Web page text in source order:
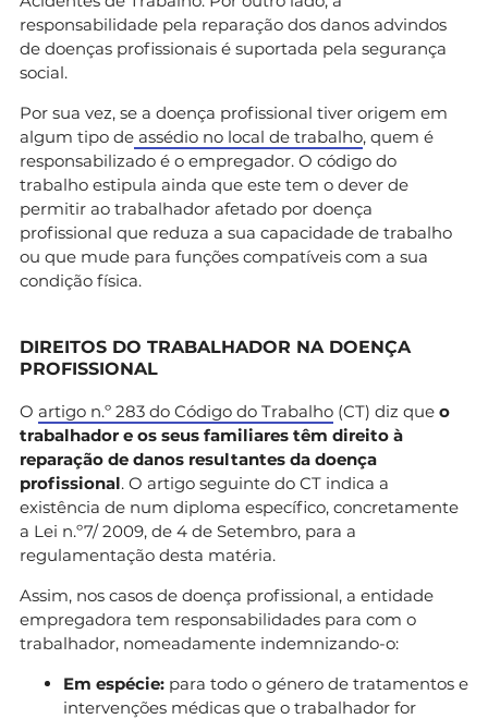
responsabilidade pela reparação dos danos advindos
de doenças profissionais é suportada pela segurança
social.
Por sua vez, se a doença profissional tiver origem em
algum tipo de assédio no local de trabalho, quem é
responsabilizado é o empregador. O código do
trabalho estipula ainda que este tem o dever de
permitir ao trabalhador afetado por doença
profissional que reduza a sua capacidade de trabalho
ou que mude para funções compatíveis com a sua
condição física.
DIREITOS DO TRABALHADOR NA DOENÇA
PROFISSIONAL
O artigo n.º 283 do Código do Trabalho (CT) diz que o
trabalhador e os seus familiares têm direito à
reparação de danos resultantes da doença
profissional. O artigo seguinte do CT indica a
existência de num diploma específico, concretamente
a Lei n.º7/ 2009, de 4 de Setembro, para a
regulamentação desta matéria.
Assim, nos casos de doença profissional, a entidade
empregadora tem responsabilidades para com o
trabalhador, nomeadamente indemnizando-o:
Em espécie: para todo o género de tratamentos e
intervenções médicas que o trabalhador for